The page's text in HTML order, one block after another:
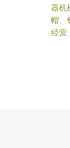
器机
帽、
经营